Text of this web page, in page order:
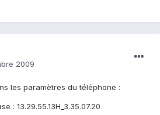
2009
les paramètres du téléphone :
: 13.29.55.13H_3.35.07.20